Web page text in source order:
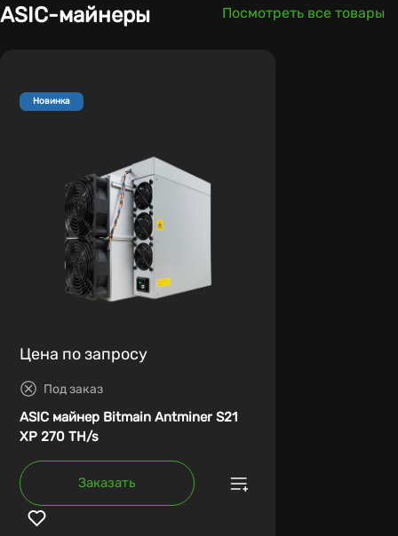
ASIC-майнеры Посмотреть все товары
Новинка
Цена по запросу
Под заказ
ASIC майнер Bitmain Antminer S21
XP 270 TH/s
Заказать